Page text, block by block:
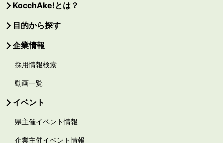
KocchAke!とは？
目的から探す
企業情報
採用情報検索
動画一覧
イベント
県主催イベント情報
企業主催イベント情報